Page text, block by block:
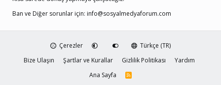
Ban ve Diğer sorunlar için: info@sosyalmedyaforum.com
Çerezler
Türkçe (TR)
Bize Ulaşın
Şartlar ve Kurallar Gizlilik Politikası
Yardım
Ana Sayfa
R
S